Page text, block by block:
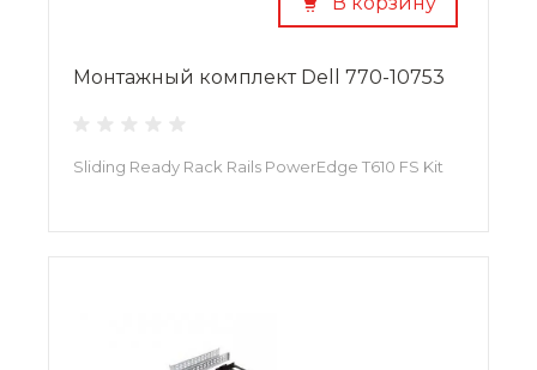
Монтажный комплект Dell 770-10753
Sliding Ready Rack Rails PowerEdge T610 FS Kit